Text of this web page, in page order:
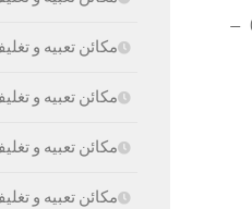
موبايل: 01211116954 – 01211116955 – 01211116956 – 01211116957 –
مكائن تعبيه و
مكائن تعبيه و
مكائن تعبيه و
مكائن تعبيه و